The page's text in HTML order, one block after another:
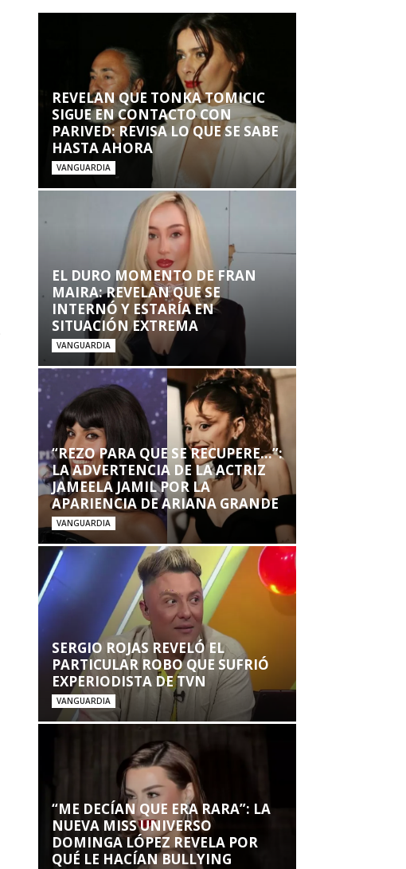
REVELAN QUE TONKA TOMICIC
SIGUE EN CONTACTO CON
PARIVED: REVISA LO QUE SE SABE
HASTA AHORA
VANGUARDIA
EL DURO MOMENTO DE FRAN
MAIRA: REVELAN QUE SE
INTERNÓ Y ESTARÍA EN
SITUACIÓN EXTREMA
VANGUARDIA
“REZO PARA QUE SE RECUPERE…”:
LA ADVERTENCIA DE LA ACTRIZ
JAMEELA JAMIL POR LA
APARIENCIA DE ARIANA GRANDE
VANGUARDIA
SERGIO ROJAS REVELÓ EL
PARTICULAR ROBO QUE SUFRIÓ
EXPERIODISTA DE TVN
VANGUARDIA
“ME DECÍAN QUE ERA RARA”: LA
NUEVA MISS UNIVERSO
DOMINGA LÓPEZ REVELA POR
QUÉ LE HACÍAN BULLYING